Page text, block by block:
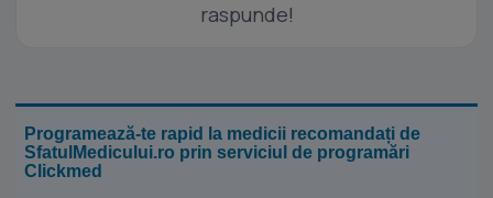
raspunde!
Programează-te rapid la medicii recomandați de
SfatulMedicului.ro prin serviciul de programări
Clickmed